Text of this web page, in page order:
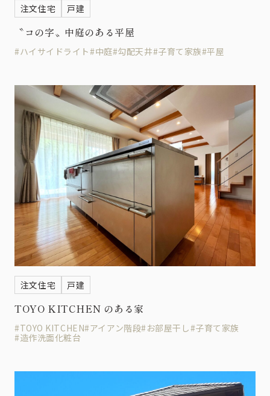
注文住宅 戸建
〝コの字〟中庭のある平屋
#ハイサイドライト#中庭#勾配天井#子育て家族#平屋
注文住宅 戸建
TOYO KITCHEN のある家
#TOYO KITCHEN#アイアン階段#お部屋干し#子育て家族
#造作洗面化粧台